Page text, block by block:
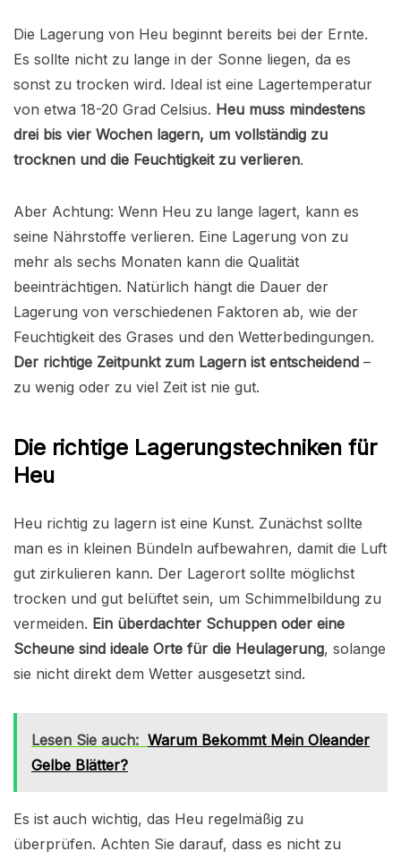
Die Lagerung von Heu beginnt bereits bei der Ernte.
Es sollte nicht zu lange in der Sonne liegen, da es
sonst zu trocken wird. Ideal ist eine Lagertemperatur
von etwa 18-20 Grad Celsius. Heu muss mindestens
drei bis vier Wochen lagern, um vollständig zu
trocknen und die Feuchtigkeit zu verlieren.
Aber Achtung: Wenn Heu zu lange lagert, kann es
seine Nährstoffe verlieren. Eine Lagerung von zu
mehr als sechs Monaten kann die Qualität
beeinträchtigen. Natürlich hängt die Dauer der
Lagerung von verschiedenen Faktoren ab, wie der
Feuchtigkeit des Grases und den Wetterbedingungen.
Der richtige Zeitpunkt zum Lagern ist entscheidend –
zu wenig oder zu viel Zeit ist nie gut.
Die richtige Lagerungstechniken für
Heu
Heu richtig zu lagern ist eine Kunst. Zunächst sollte
man es in kleinen Bündeln aufbewahren, damit die Luft
gut zirkulieren kann. Der Lagerort sollte möglichst
trocken und gut belüftet sein, um Schimmelbildung zu
vermeiden. Ein überdachter Schuppen oder eine
Scheune sind ideale Orte für die Heulagerung, solange
sie nicht direkt dem Wetter ausgesetzt sind.
Lesen Sie auch: Warum Bekommt Mein Oleander
Gelbe Blätter?
Es ist auch wichtig, das Heu regelmäßig zu
überprüfen. Achten Sie darauf, dass es nicht zu